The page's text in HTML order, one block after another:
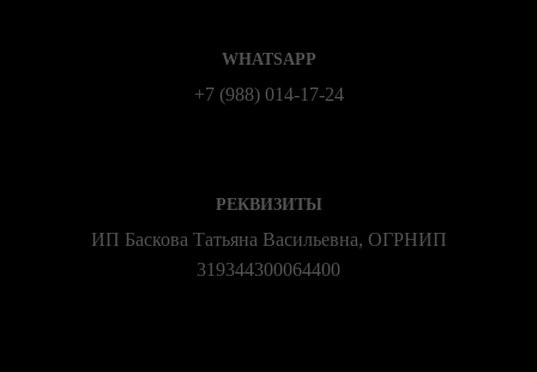
WHATSAPP
+7 (988) 014‑17‑24
РЕКВИЗИТЫ
ИП Баскова Татьяна Васильевна, ОГРНИП
319344300064400